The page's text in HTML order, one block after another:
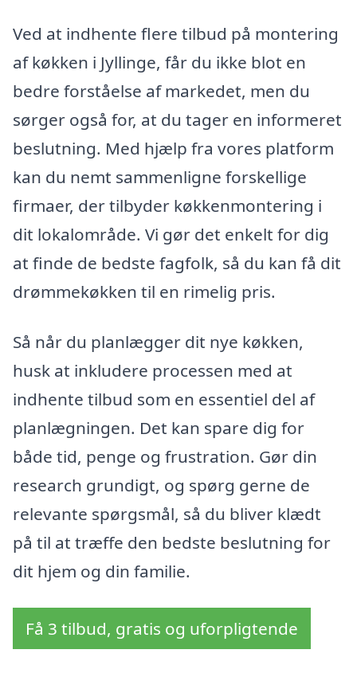
Ved at indhente flere tilbud på montering
af køkken i Jyllinge, får du ikke blot en
bedre forståelse af markedet, men du
sørger også for, at du tager en informeret
beslutning. Med hjælp fra vores platform
kan du nemt sammenligne forskellige
firmaer, der tilbyder køkkenmontering i
dit lokalområde. Vi gør det enkelt for dig
at finde de bedste fagfolk, så du kan få dit
drømmekøkken til en rimelig pris.
Så når du planlægger dit nye køkken,
husk at inkludere processen med at
indhente tilbud som en essentiel del af
planlægningen. Det kan spare dig for
både tid, penge og frustration. Gør din
research grundigt, og spørg gerne de
relevante spørgsmål, så du bliver klædt
på til at træffe den bedste beslutning for
dit hjem og din familie.
Få 3 tilbud, gratis og uforpligtende